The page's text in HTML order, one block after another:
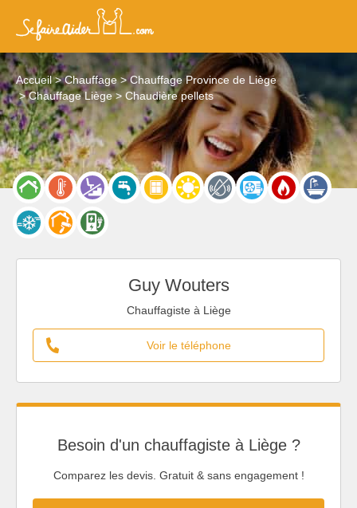
Accueil Chauffage
Chauffage Province de Liège
Chauffage Liège
Chaudière pellets
Guy Wouters
Chauffagiste à Liège
Voir le téléphone
Besoin d'un chauffagiste à Liège ?
Comparez les devis. Gratuit & sans engagement !